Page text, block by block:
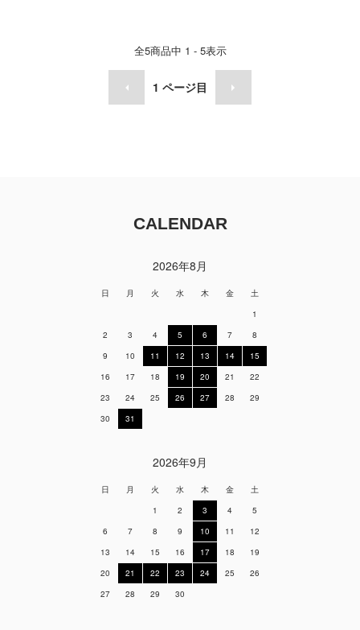
全5商品中 1 - 5表示
1 ページ目
CALENDAR
2026年8月
日 月 火 水 木 金
土
1
2
3 4 5 6 7
8
9
10 11 12 13 14
15
16
17 18 19 20 21
22
23
24 25 26 27 28
29
30
31
2026年9月
日 月 火 水 木 金
土
1
2 3 4
5
6
7 8 9 10 11
12
13
14 15 16 17 18
19
20
21 22 23 24 25
26
27
28 29 30